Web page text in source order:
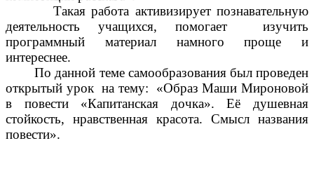
Такая работа активизирует познавательную
деятельность учащихся, помогает изучить
программный материал намного проще и
интереснее.
По данной теме самообразования был проведен
открытый урок на тему: «Образ Маши Мироновой
в повести «Капитанская дочка». Её душевная
стойкость, нравственная красота. Смысл названия
повести».